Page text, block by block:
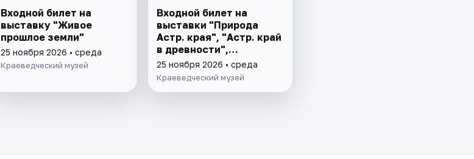
Входной билет на
выставку "Живое
прошлое земли"
25 ноября 2026 • среда
Краеведческий музей
Входной билет на
выставки "Природа
Астр. края", "Астр. край
в древности",
"Заселение Астр. края"
25 ноября 2026 • среда
Краеведческий музей